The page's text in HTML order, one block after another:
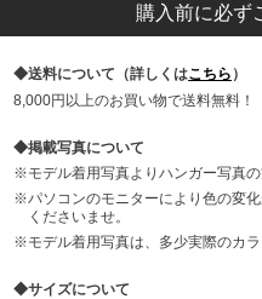
購入前に必ず
送料について（詳しくはこちら ）
8,000円以上のお買い物で送料無料！
掲載写真について
モデル着用写真よりハンガー写真
パソコンのモニターにより色の変
くださいませ。
モデル着用写真は、多少実際のカ
サイズについて